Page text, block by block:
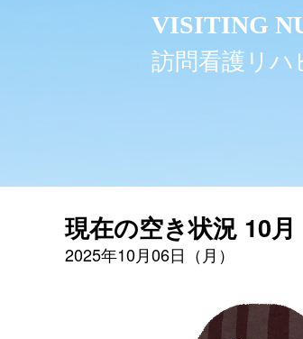
VISITING
訪問看護リハ
現在の空き状況 10月
2025年10月06日（月）